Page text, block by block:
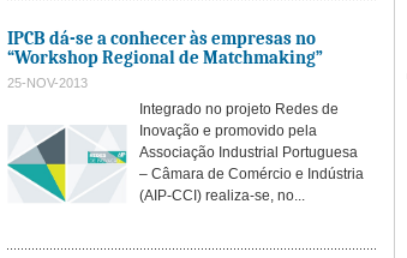
IPCB dá-se a conhecer às empresas no
“Workshop Regional de Matchmaking”
25-NOV-2013
Integrado no projeto Redes de
Inovação e promovido pela
Associação Industrial Portuguesa
– Câmara de Comércio e Indústria
(AIP-CCI) realiza-se, no...